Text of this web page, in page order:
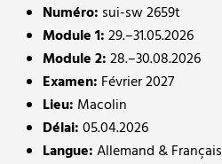
Numéro: sui-sw 2659t
Module 1:29.–31.05.2026
Module 2:28.–30.08.2026
Examen: Février 2027
Lieu: Macolin
Délai:05.04.2026
Langue:Allemand & Français